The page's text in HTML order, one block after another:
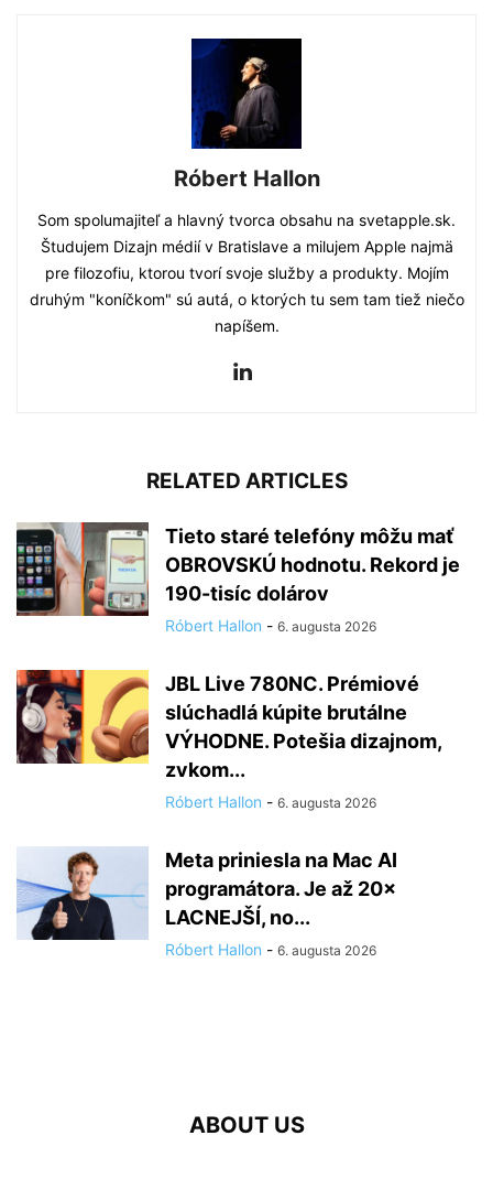
Róbert Hallon
Som spolumajiteľ a hlavný tvorca obsahu na svetapple.sk.
Študujem Dizajn médií v Bratislave a milujem Apple najmä
pre filozofiu, ktorou tvorí svoje služby a produkty. Mojím
druhým "koníčkom" sú autá, o ktorých tu sem tam tiež niečo
napíšem.
RELATED ARTICLES
Tieto staré telefóny môžu mať
OBROVSKÚ hodnotu. Rekord je
190-tisíc dolárov
Róbert Hallon - 6. augusta 2026
JBL Live 780NC. Prémiové
slúchadlá kúpite brutálne
VÝHODNE. Potešia dizajnom,
zvkom...
Róbert Hallon - 6. augusta 2026
Meta priniesla na Mac AI
programátora. Je až 20×
LACNEJŠÍ, no...
Róbert Hallon - 6. augusta 2026
ABOUT US